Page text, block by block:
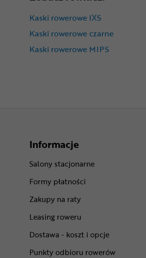
Kaski rowerowe IXS
Kaski rowerowe czarne
Kaski rowerowe MIPS
Informacje
Salony stacjonarne
Formy płatności
Zakupy na raty
Leasing roweru
Dostawa - koszt i opcje
Punkty odbioru rowerów